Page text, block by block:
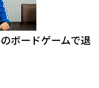
ボードゲームで退